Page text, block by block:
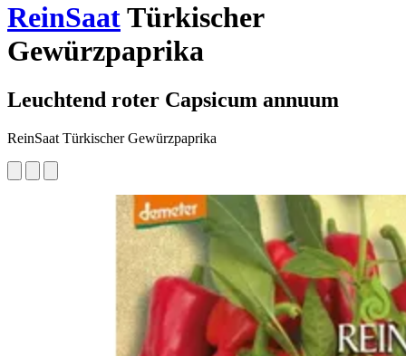
ReinSaatTürkischer
Gewürzpaprika
Leuchtend roter Capsicum annuum
ReinSaat Türkischer Gewürzpaprika